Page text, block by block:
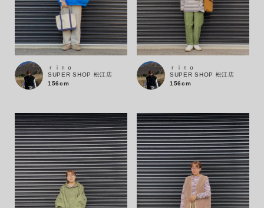
ｒｉｎｏ
SUPER SHOP 松江店
156cm
ｒｉｎｏ
SUPER SHOP 松江店
156cm